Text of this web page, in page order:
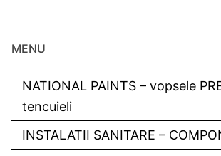
MENU
NATIONAL PAINTS – vopsele
tencuieli
INSTALATII SANITARE –